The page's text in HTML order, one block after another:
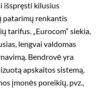
išspręsti kilusius
patarimų renkantis
tarifus. „Eurocom“ siekia,
lengvai valdomas
Bendrovė yra
apskaitos sistemą,
įmonės poreikių, pvz.,